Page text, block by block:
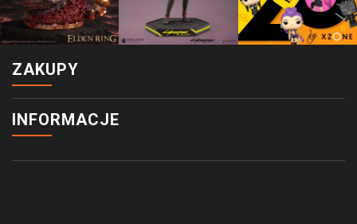
ZAKUPY
INFORMACJE